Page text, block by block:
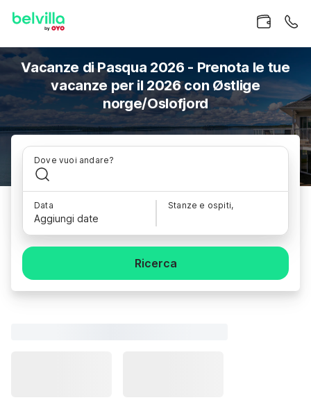
Vacanze di Pasqua 2026 - Prenota le tue
vacanze per il 2026 con Østlige
norge/Oslofjord
Dove vuoi andare?
Data
Aggiungi date
Stanze e ospiti,
Ricerca